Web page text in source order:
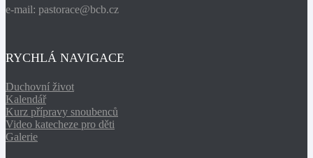
e-mail: pastorace@bcb.cz
RYCHLÁ NAVIGACE
Duchovní život
Kalendář
Kurz přípravy snoubenců
Video katecheze pro děti
Galerie